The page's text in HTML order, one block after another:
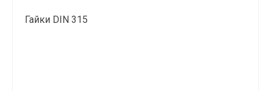
Гайки DIN 315